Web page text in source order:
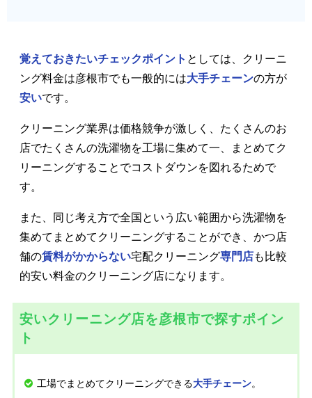
覚えておきたいチェックポイント としては、クリーニ
ング料金は彦根市でも一般的には大手チェーンの方が
安いです。
クリーニング業界は価格競争が激しく、たくさんのお
店でたくさんの洗濯物を工場に集めて一、まとめてク
リーニングすることでコストダウンを図れるためで
す。
また、同じ考え方で全国という広い範囲から洗濯物を
集めてまとめてクリーニングすることができ、かつ店
舗の賃料がかからない宅配クリーニング専門店も比較
的安い料金のクリーニング店になります。
安いクリーニング店を彦根市で探すポイン
ト
工場でまとめてクリーニングできる大手チェーン。